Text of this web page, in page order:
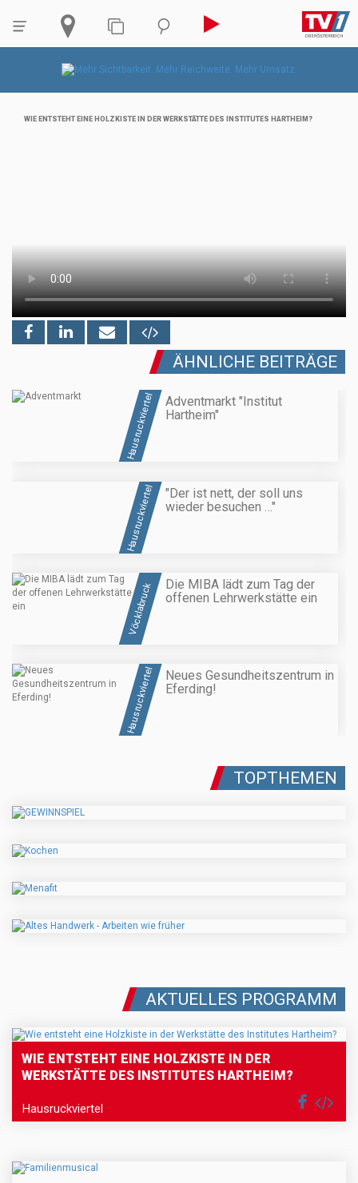
WIE ENTSTEHT EINE HOLZKISTE IN DER WERKSTÄTTE DES INSTITUTES HARTHEIM?
ÄHNLICHE BEITRÄGE
Hausruckviertel
Adventmarkt "Institut
Hartheim"
Hausruckviertel
"Der ist nett, der soll uns
wieder besuchen …"
Vöcklabruck
Die MIBA lädt zum Tag der
offenen Lehrwerkstätte ein
Hausruckviertel
Neues Gesundheitszentrum in
Eferding!
TOPTHEMEN
AKTUELLES PROGRAMM
WIE ENTSTEHT EINE HOLZKISTE IN DER
WERKSTÄTTE DES INSTITUTES HARTHEIM?
Hausruckviertel